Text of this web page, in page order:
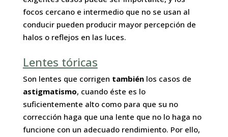
focos cercano e intermedio que no se usan al
conducir pueden producir mayor percepción de
halos o reflejos en las luces.
Lentes tóricas
Son lentes que corrigen tambiénlos casos de
astigmatismo, cuando éste es lo
suficientemente alto como para que su no
corrección haga que una lente que no lo haga no
funcione con un adecuado rendimiento. Por ello,